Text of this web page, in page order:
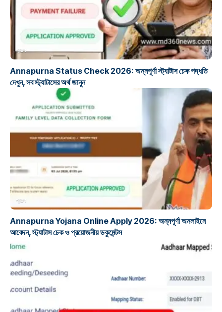
প্রকল্প
Annapurna Status Check 2026: অন্নপূর্ণা স্ট্যাটাস চেক পদ্ধতি
দেখুন, সব স্ট্যাটাসের অর্থ জানুন
প্রকল্প
Annapurna Yojana Online Apply 2026: অন্নপূর্ণা অনলাইনে
আবেদন, স্ট্যাটাস চেক ও প্রয়োজনীয় ডকুমেন্টস